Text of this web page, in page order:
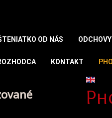
OD NÁS ODCHOVY
KONTAKT